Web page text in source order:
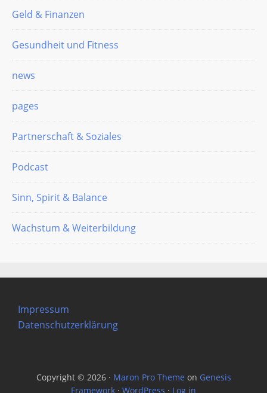
Geld & Finanzen
Gesundheit und Fitness
news
pages
Partnerschaft & Soziales
Podcast
Sinn, Spirit & Balance
Wachstum & Weiterbildung
Impressum
Datenschutzerklärung
Copyright © 2026 · Maron Pro Theme on Genesis
Framework · WordPress · Log in